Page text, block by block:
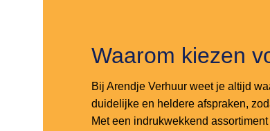
Waarom kiezen
Bij Arendje Verhuur weet je altijd
duidelijke en heldere afspraken,
Met een indrukwekkend